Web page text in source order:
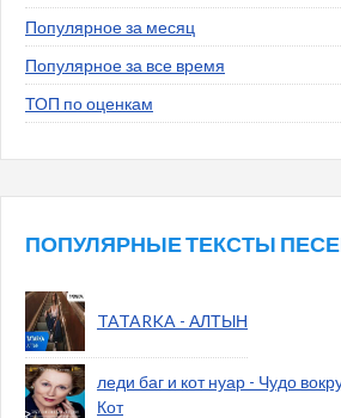
Популярное за месяц
Популярное за все время
ТОП по оценкам
ПОПУЛЯРНЫЕ ТЕКСТЫ
TATARKA - АЛТЫН
леди баг и кот нуар - Чудо
Кот